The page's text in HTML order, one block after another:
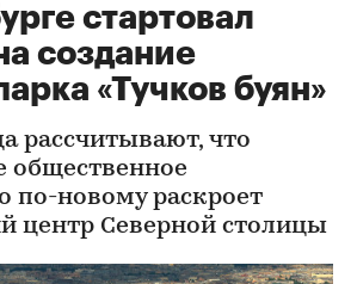
стартовал
создание
«Тучков буян»
рассчитывают, что
общественное
по-новому раскроет
центр Северной столицы